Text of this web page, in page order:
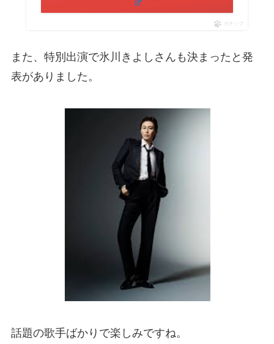
ポチップ
また、特別出演で氷川きよしさんも決まったと発
表がありました。
話題の歌手ばかりで楽しみですね。